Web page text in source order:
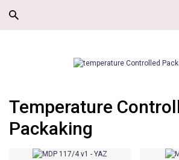
Temperature
Packaking